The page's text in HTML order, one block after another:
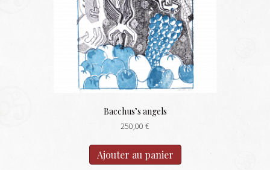
Bacchus’s angels
250,00 €
Ajouter au panier